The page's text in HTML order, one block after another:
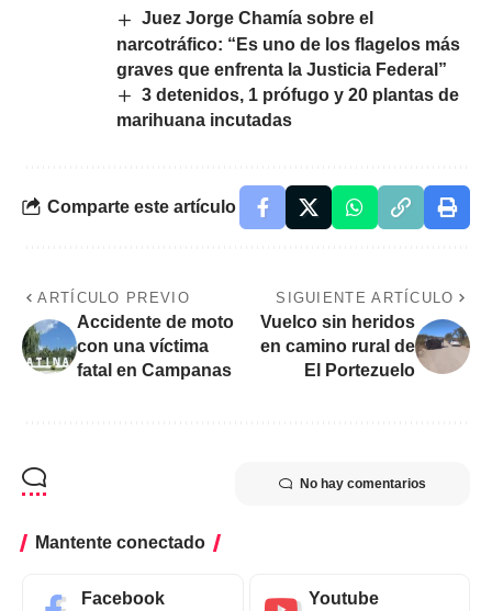
Juez Jorge Chamía sobre el
narcotráfico: “Es uno de los flagelos más
graves que enfrenta la Justicia Federal”
3 detenidos, 1 prófugo y 20 plantas de
marihuana incutadas
Comparte este artículo
ARTÍCULO PREVIO
Accidente de moto
con una víctima
fatal en Campanas
SIGUIENTE ARTÍCULO
Vuelco sin heridos
en camino rural de
El Portezuelo
No hay comentarios
Mantente conectado
Facebook Youtube